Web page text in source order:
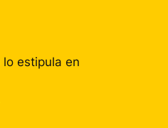
estipula en